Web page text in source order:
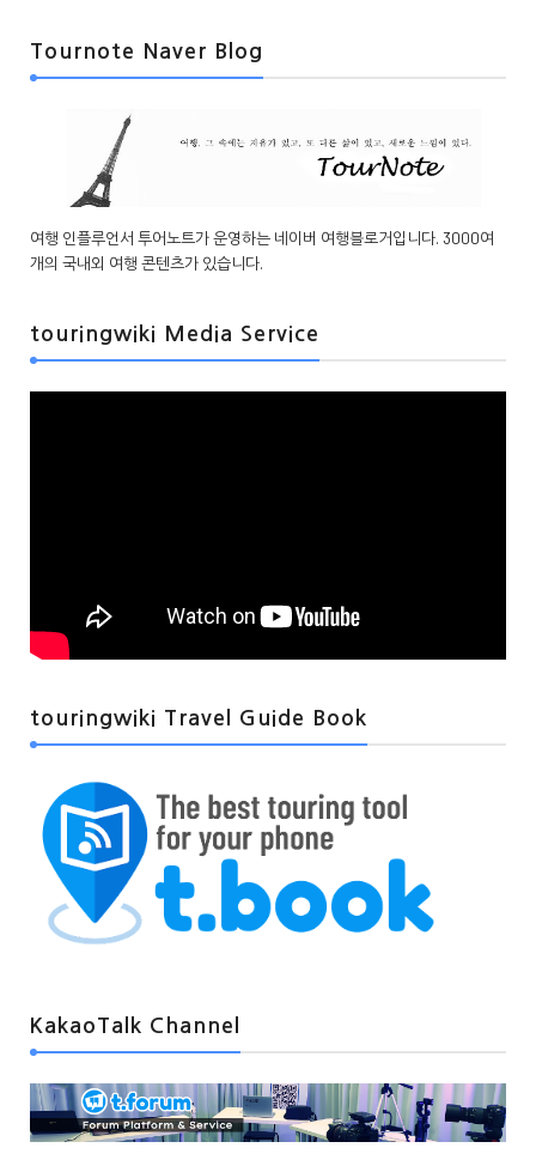
Tournote Naver Blog
여행 인플루언서 투어노트가 운영하는 네이버 여행블로거입니다. 3000여
개의 국내외 여행 콘텐츠가 있습니다.
touringwiki Media Service
touringwiki Travel Guide Book
KakaoTalk Channel